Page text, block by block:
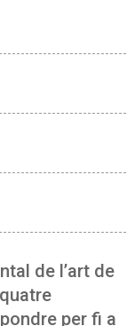
de l’art de
per fi a